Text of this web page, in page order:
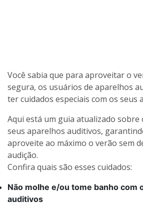
Você sabia que para aproveitar o
segura, os usuários de aparelhos
ter cuidados especiais com os seus
Aqui está um guia atualizado sobre
seus aparelhos auditivos,
aproveite ao máximo o verão sem
audição.
Confira quais são esses cuidados:
Não molhe e/ou tome banho com
auditivos